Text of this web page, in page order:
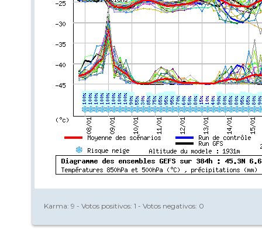
Karma: 9 - Votos positivos: 1 - Votos negativos: 0